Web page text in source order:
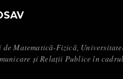
Matematică-Fizică,
și Relații Publice în